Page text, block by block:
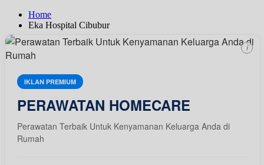
Home
Eka Hospital Cibubur
IKLAN PREMIUM
PERAWATAN HOMECARE
Perawatan Terbaik Untuk Kenyamanan Keluarga Anda di
Rumah
i